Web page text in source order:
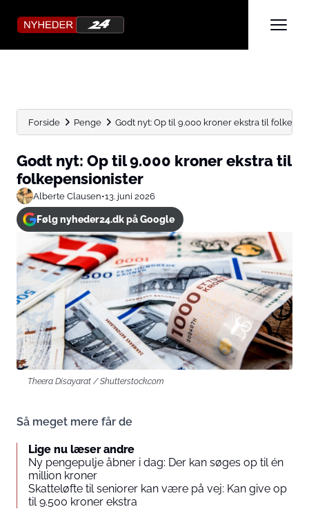
Forside Penge Godt nyt: Op til 9.000 kroner ekstra til
Godt nyt: Op til 9.000 kroner ekstra til
folkepensionister
Alberte Clausen•13. juni 2026
Følg nyheder24.dk på Google
Theera Disayarat / Shutterstock.com
Så meget mere får de
Lige nu læser andre
Ny pengepulje åbner i dag: Der kan søges op til én
million kroner
Skatteløfte til seniorer kan være på vej: Kan give op
til 9.500 kroner ekstra